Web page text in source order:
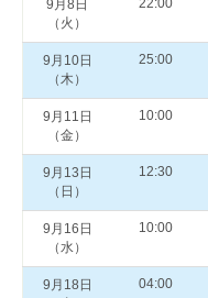
9月8日
（火）
22:00
9月10日
（木）
25:00
9月11日
（金）
10:00
9月13日
（日）
12:30
9月16日
（水）
10:00
9月18日
04:00